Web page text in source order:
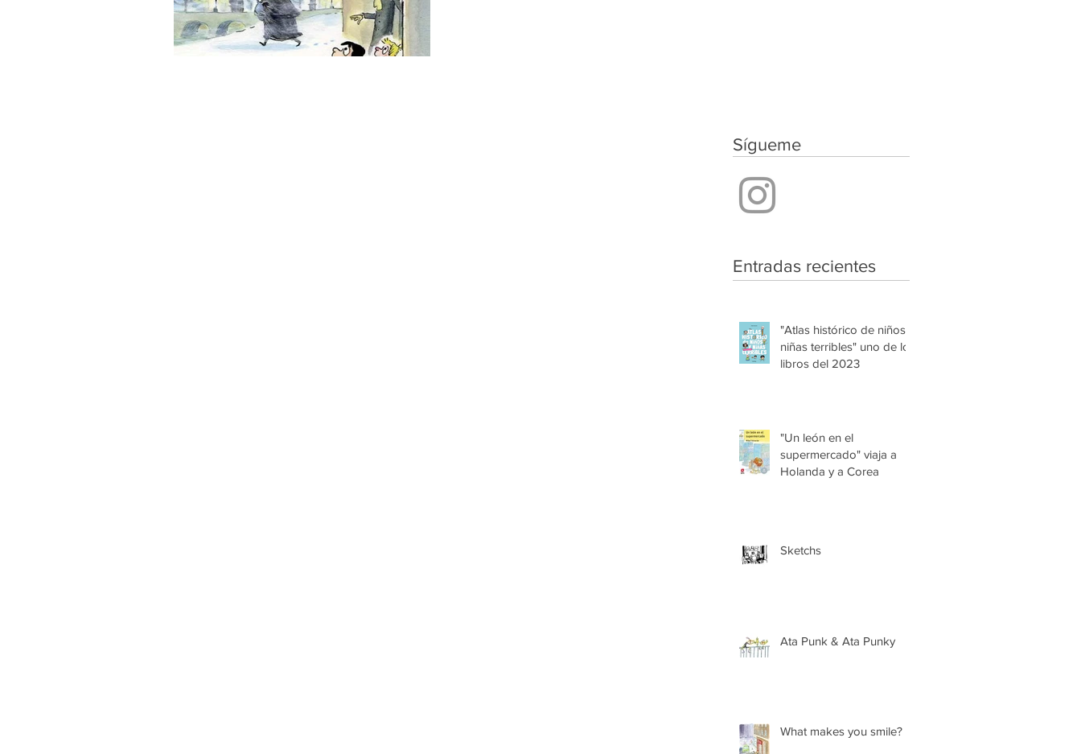
Sígueme
Entradas recientes
"Atlas histórico de niños y
niñas terribles" uno de los
libros del 2023
"Un león en el
supermercado" viaja a
Holanda y a Corea
Sketchs
Ata Punk & Ata Punky
What makes you smile?